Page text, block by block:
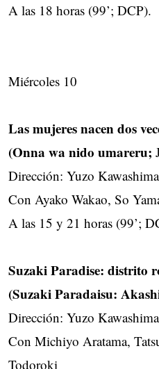
A las 18 horas (99’; DCP).
Miércoles 10
Las mujeres nacen dos
(Onna wa nido umareru;
Dirección: Yuzo Kawashima
Con Ayako Wakao, So
A las 15 y 21 horas (99’;
Suzaki Paradise: distrito
(Suzaki Paradaisu:
Dirección: Yuzo Kawashima
Con Michiyo Aratama,
Todoroki